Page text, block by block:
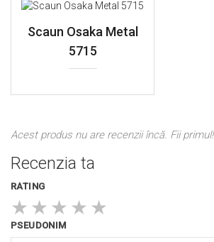
Scaun Osaka Metal
5715
Acest produs nu are recenzii încă. Fii primul!
Recenzia ta
RATING
★ ★ ★ ★ ★
PSEUDONIM